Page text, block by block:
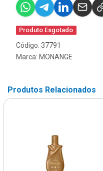
Produto Esgotado
Código: 37791
Marca: MONANGE
Produtos Relacionados